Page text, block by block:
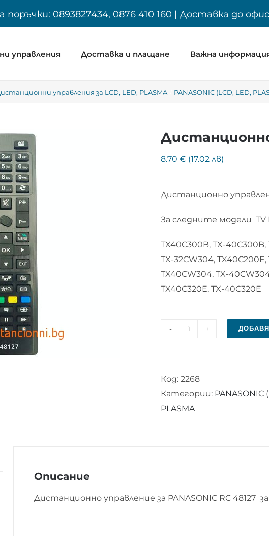
поръчки: 0893827434, 0876 410 160 | Доставка до
управления Доставка и плащане Важна
управления за LCD, LED, PLASMA PANASONIC (LCD, LED,
Дистанционно
8.70 € (17.02 лв)
Дистанционно
За следните модели TV
TX40C300B, TX-40C300B,
TX-32CW304,
TX40CW304, TX-
TX40C320E, TX-40C320E
количество
управление
за
PANASONIC
Код: 2268
Категории: PANASONIC
PLASMA
Описание
Дистанционно управление за PANASONIC RC 48127